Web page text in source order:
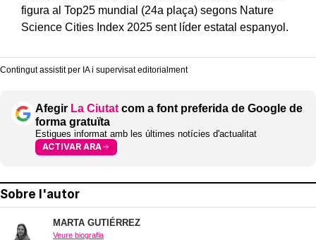
figura al Top25 mundial (24a plaça) segons Nature
Science Cities Index 2025 sent líder estatal espanyol.
Contingut assistit per IA i supervisat editorialment
Afegir La Ciutat com a font preferida de Google de
forma gratuïta
Estigues informat amb les últimes notícies d'actualitat
ACTIVAR ARA
Sobre l'autor
MARTA GUTIÉRREZ
Veure biografia